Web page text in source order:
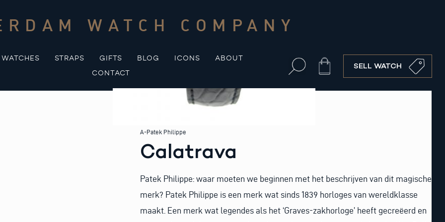
WATCH COMPANY
WATCHES STRAPS GIFTS BLOG ICONS
ABOUT
CONTACT
Cart SELL WATCH
A-Patek Philippe
Calatrava
Patek Philippe: waar moeten we beginnen met het beschrijven van dit magische
merk? Patek Philippe is een merk wat sinds 1839 horloges van wereldklasse
maakt. Een merk wat legendes als het ‘Graves-zakhorloge’ heeft gecreëerd en